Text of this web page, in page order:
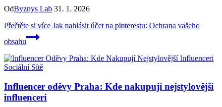
OdByznys Lab 31. 1. 2026
Přečtěte si více Jak nahlásit účet na pinterestu: Ochrana vašeho
obsahu
Sociální Sítě
Influencer oděvy Praha: Kde nakupují nejstylovější
influenceri